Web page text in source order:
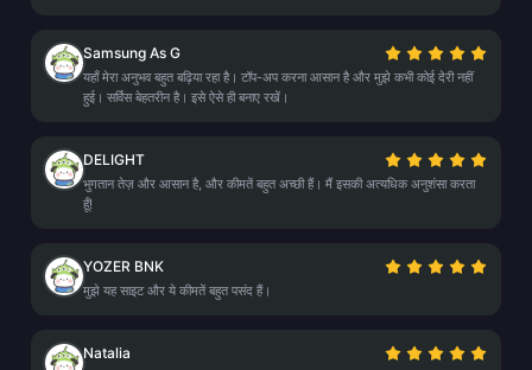
Samsung As G
यहाँ मेरा अनुभव बहुत बढ़िया रहा है। टॉप-अप करना आसान है और मुझे कभी कोई देरी नहीं
हुई। सर्विस बेहतरीन है। इसे ऐसे ही बनाए रखें।
DELIGHT
भुगतान तेज़ और आसान है, और कीमतें बहुत अच्छी हैं। मैं इसकी अत्यधिक अनुशंसा करता
हूँ!
YOZER BNK
मुझे यह साइट और ये कीमतें बहुत पसंद हैं।
Natalia